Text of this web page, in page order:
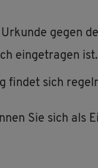
gegen
ein­ge­tra­gen ist.
fin­det sich
Sie sich als